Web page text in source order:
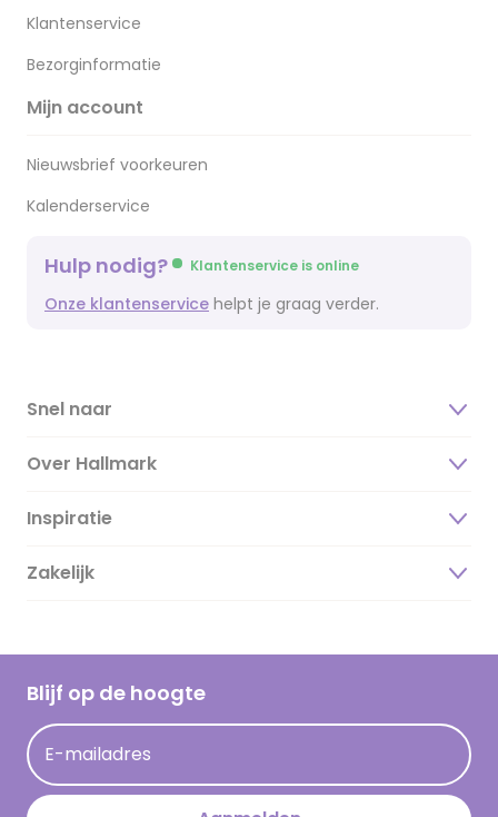
Klantenservice
Bezorginformatie
Mijn account
Nieuwsbrief voorkeuren
Kalenderservice
Hulp nodig? Klantenservice is online
Onze klantenservice helpt je graag verder.
Snel naar
Over Hallmark
Over ons
Duurzaamheid
Hallmark Kaartclub
Acties
Persberichten
Hallmark en Kinderpostzegels
Inspiratie
Magazine
Cadeau inspiratie
Kaartinspiratie
Zakelijk
Blijf op de hoogte
E-mailadres